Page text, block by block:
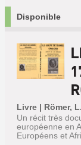
Disponible
Livre | Römer,
Un récit très
européenne en
Européens et